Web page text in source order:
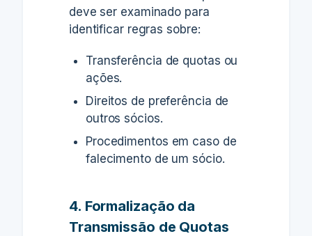
deve ser examinado para
identificar regras sobre:
Transferência de quotas ou
ações.
Direitos de preferência de
outros sócios.
Procedimentos em caso de
falecimento de um sócio.
4. Formalização da
Transmissão de Quotas